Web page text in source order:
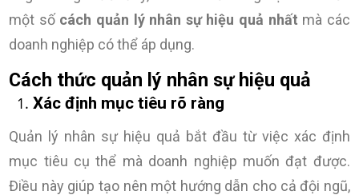
một số cách quản lý nhân sự hiệu quả nhất mà các
doanh nghiệp có thể áp dụng.
Cách thức quản lý nhân sự hiệu quả
Xác định mục tiêu rõ ràng
Quản lý nhân sự hiệu quả bắt đầu từ việc xác định
mục tiêu cụ thể mà doanh nghiệp muốn đạt được.
Điều này giúp tạo nên một hướng dẫn cho cả đội ngũ,